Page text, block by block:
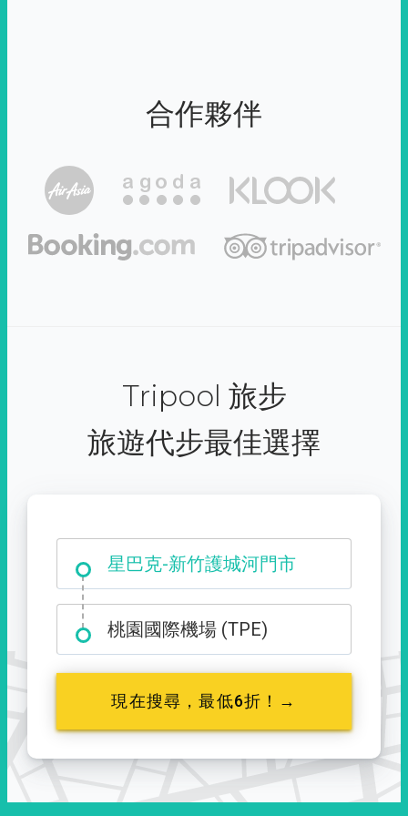
合作夥伴
Tripool 旅步
旅遊代步最佳選擇
大霸尖山登山口
桃園國際機場 (TPE)
現在搜尋，最低6折！→